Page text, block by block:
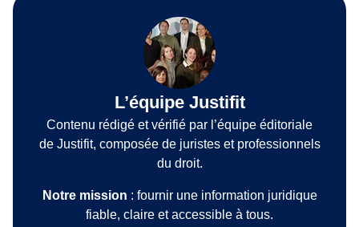
L’équipe Justifit
Contenu rédigé et vérifié par l’équipe éditoriale
de Justifit, composée de juristes et professionnels
du droit.
Notre mission : fournir une information juridique
fiable, claire et accessible à tous.